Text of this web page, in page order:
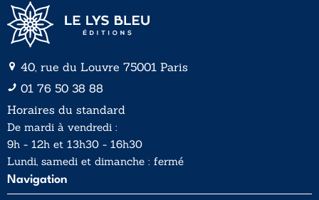
40, rue du Louvre 75001 Paris
01 76 50 38 88
Horaires du standard
De mardi à vendredi :
9h - 12h et 13h30 - 16h30
Lundi, samedi et dimanche : fermé
Navigation